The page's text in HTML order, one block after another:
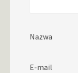
Nazwa
E-mail